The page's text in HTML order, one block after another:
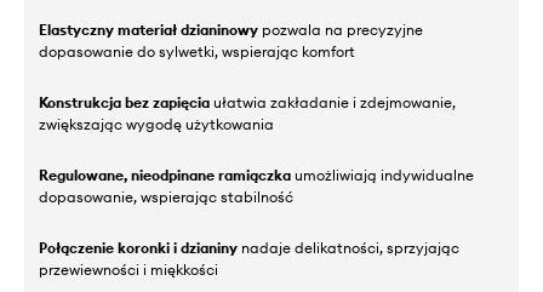
Elastyczny materiał dzianinowy pozwala na precyzyjne
dopasowanie do sylwetki, wspierając komfort
Konstrukcja bez zapięcia ułatwia zakładanie i zdejmowanie,
zwiększając wygodę użytkowania
Regulowane, nieodpinane ramiączka umożliwiają indywidualne
dopasowanie, wspierając stabilność
Połączenie koronki i dzianiny nadaje delikatności, sprzyjając
przewiewności i miękkości